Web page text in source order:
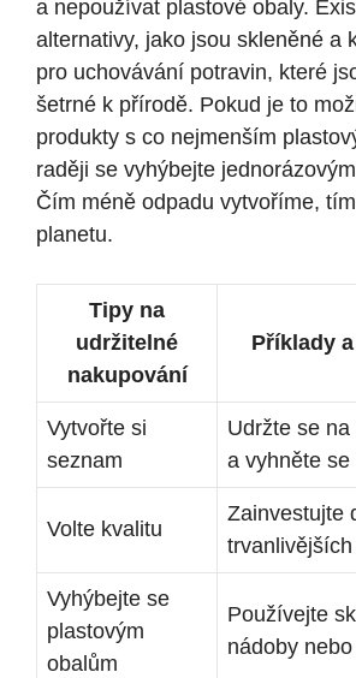
a nepoužívat plastové obaly.
alternativy, jako jsou skleněné a
pro uchovávání potravin, které
šetrné k přírodě. Pokud je to
produkty s co nejmenším
raději se vyhýbejte
Čím méně odpadu vytvoříme,
planetu.
Tipy na
udržitelné
nakupování
Příklady
Vytvořte si
seznam
Udržte se
a vyhněte se
Volte kvalitu
Zainvestujte
Vyhýbejte se
plastovým
obalům
Používejte
nádoby